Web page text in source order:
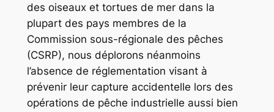
des oiseaux et tortues de mer dans la
plupart des pays membres de la
Commission sous-régionale des pêches
(CSRP), nous déplorons néanmoins
l’absence de réglementation visant à
prévenir leur capture accidentelle lors des
opérations de pêche industrielle aussi bien